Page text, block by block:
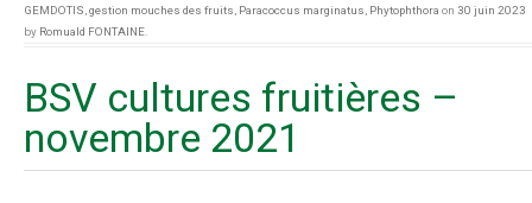
GEMDOTIS gestion mouches des fruits Paracoccus marginatus Phytophthora on 30 juin 2023
by Romuald FONTAINE
BSV cultures fruitières –
novembre 2021